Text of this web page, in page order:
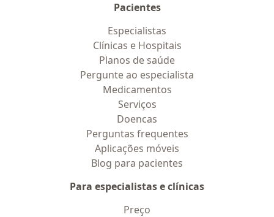
Pacientes
Especialistas
Clínicas e Hospitais
Planos de saúde
Pergunte ao especialista
Medicamentos
Serviços
Doencas
Perguntas frequentes
Aplicações móveis
Blog para pacientes
Para especialistas e clínicas
Preço